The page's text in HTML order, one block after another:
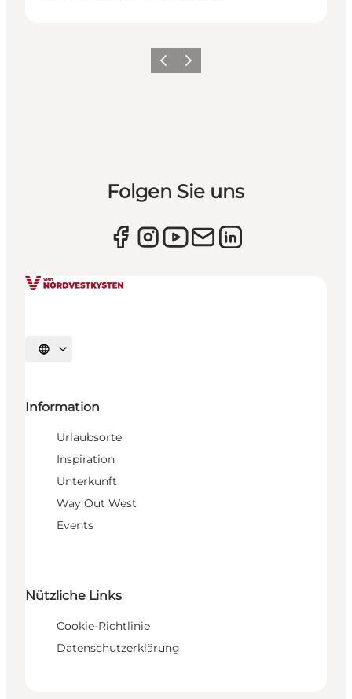
ZurückWeiter
Folgen Sie uns
Sprache auswählen
Information
Urlaubsorte
Inspiration
Unterkunft
Way Out West
Events
Nützliche Links
Cookie-Richtlinie
Datenschutzerklärung